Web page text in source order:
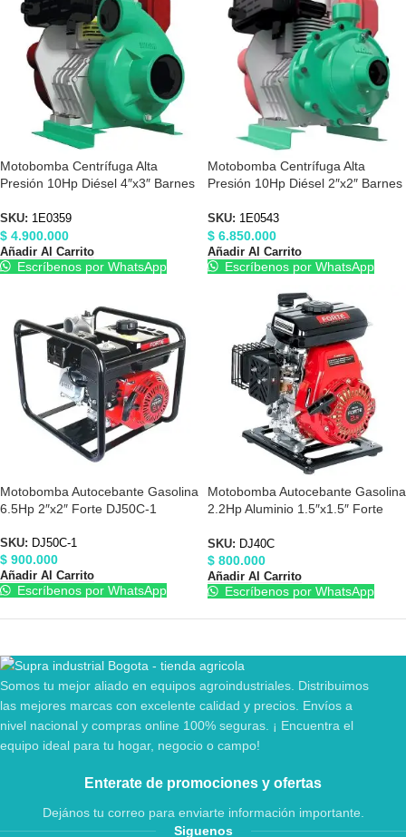
Motobomba Centrífuga Alta
Presión 10Hp Diésel 4″x3″ Barnes
SKU: 1E0359
$ 4.900.000
Añadir Al Carrito
Escríbenos por WhatsApp
Motobomba Centrífuga Alta
Presión 10Hp Diésel 2″x2″ Barnes
SKU: 1E0543
$ 6.850.000
Añadir Al Carrito
Escríbenos por WhatsApp
Motobomba Autocebante Gasolina
6.5Hp 2″x2″ Forte DJ50C-1
SKU: DJ50C-1
$ 900.000
Añadir Al Carrito
Escríbenos por WhatsApp
Motobomba Autocebante Gasolina
2.2Hp Aluminio 1.5″x1.5″ Forte
SKU: DJ40C
$ 800.000
Añadir Al Carrito
Escríbenos por WhatsApp
Somos tu mejor aliado en equipos agroindustriales. Distribuimos
las mejores marcas con excelente calidad y precios. Envíos a
nivel nacional y compras online 100% seguras. ¡ Encuentra el
equipo ideal para tu hogar, negocio o campo!
Enterate de promociones y ofertas
Dejános tu correo para enviarte información importante.
Siguenos